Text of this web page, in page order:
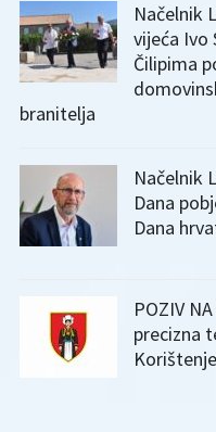
Načelnik
vijeća Ivo
Čilipima
branitelja
Načelnik
Dana
Dana
POZIV
precizna